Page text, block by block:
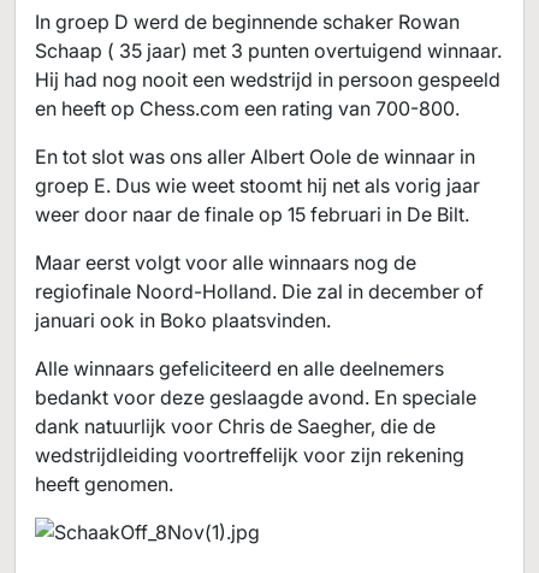
In groep D werd de beginnende schaker Rowan
Schaap ( 35 jaar) met 3 punten overtuigend winnaar.
Hij had nog nooit een wedstrijd in persoon gespeeld
en heeft op Chess.com een rating van 700-800.
En tot slot was ons aller Albert Oole de winnaar in
groep E. Dus wie weet stoomt hij net als vorig jaar
weer door naar de finale op 15 februari in De Bilt.
Maar eerst volgt voor alle winnaars nog de
regiofinale Noord-Holland. Die zal in december of
januari ook in Boko plaatsvinden.
Alle winnaars gefeliciteerd en alle deelnemers
bedankt voor deze geslaagde avond. En speciale
dank natuurlijk voor Chris de Saegher, die de
wedstrijdleiding voortreffelijk voor zijn rekening
heeft genomen.